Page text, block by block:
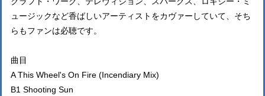
ュージックなど香ばしいアーティストをカヴァーしていて、そち
らもファンは必聴です。
曲目
A This Wheel's On Fire (Incendiary Mix)
B1 Shooting Sun